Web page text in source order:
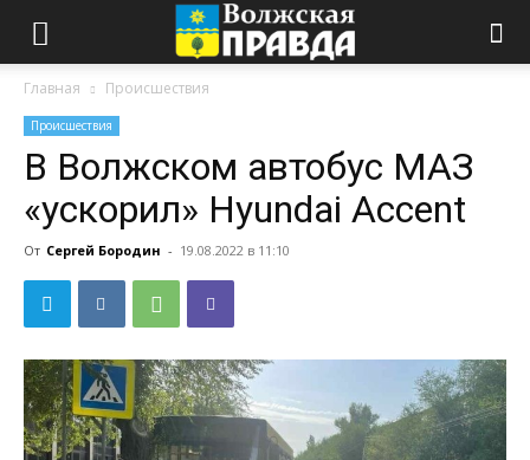
Главная Происшествия
Происшествия
В Волжском автобус МАЗ
«ускорил» Hyundai Accent
От Сергей Бородин - 19.08.2022 в 11:10